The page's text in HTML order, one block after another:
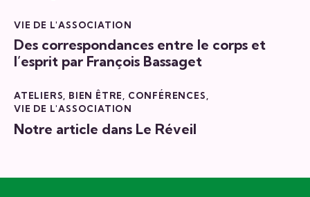
VIE DE L'ASSOCIATION
Des correspondances entre le corps et
l’esprit par François Bassaget
ATELIERS, BIEN ÊTRE, CONFÉRENCES,
VIE DE L'ASSOCIATION
Notre article dans Le Réveil